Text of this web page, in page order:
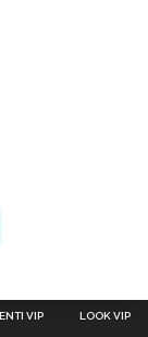
VIP LOOK VIP